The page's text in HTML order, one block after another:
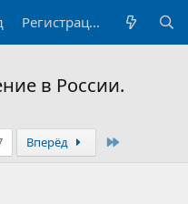
Регистрация
в России.
Вперёд